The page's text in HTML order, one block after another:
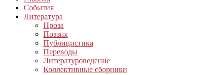
События
Литература
Проза
Поэзия
Публицистика
Переводы
Литературоведение
Коллективные сборники